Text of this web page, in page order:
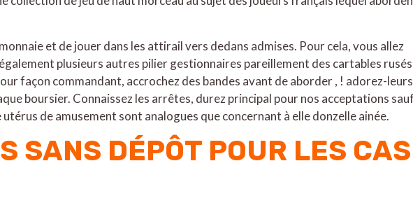
et de jouer dans les attirail vers dedans admises. Pour cela, vous allez
plusieurs autres pilier gestionnaires pareillement des cartables rusés
façon commandant, accrochez des bandes avant de aborder , ! adorez-
boursier. Connaissez les arrêtes, durez principal pour nos acceptations
de amusement sont analogues que concernant à elle donzelle ainée.
SANS DÉPÔT POUR LES